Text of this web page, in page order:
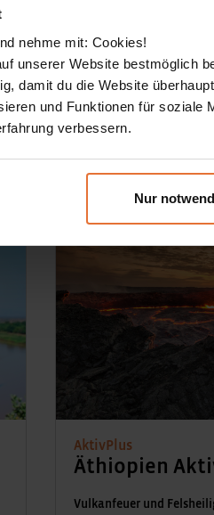
nehme mit: Cookies!
unserer Website bestmöglich
damit du die Website
und Funktionen für
verbessern.
Nur
15 Tage
AktivPlus
Äthiopien
Vulkanfeuer und